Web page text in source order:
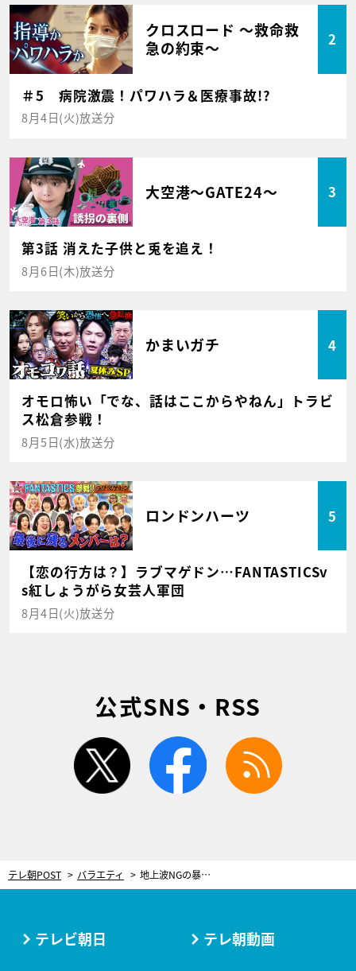
クロスロード ～救命救
急の約束～
2
＃5 病院激震！パワハラ＆医療事故!?
8月4日(火)放送分
大空港～GATE24～ 3
第3話 消えた子供と兎を追え！
8月6日(木)放送分
かまいガチ 4
オモロ怖い「でな、話はここからやねん」トラビ
ス松倉参戦！
8月5日(水)放送分
ロンドンハーツ 5
【恋の行方は？】ラブマゲドン…FANTASTICSv
s紅しょうがら女芸人軍団
8月4日(火)放送分
公式SNS・RSS
twitter facebook
テレ朝POST バラエティ 地上波NGの暴露が続々！「東ブクロ大好き芸人 」アメトーークCLUBで配信
テレビ朝日 テレ朝動画